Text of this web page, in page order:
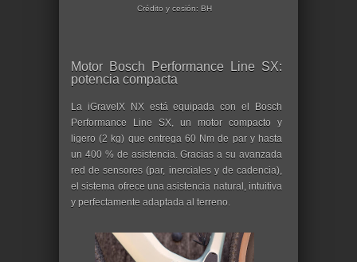
Crédito y cesión: BH
Motor Bosch Performance Line SX:
potencia compacta
La iGravelX NX está equipada con el Bosch
Performance Line SX, un motor compacto y
ligero (2 kg) que entrega 60 Nm de par y hasta
un 400 % de asistencia. Gracias a su avanzada
red de sensores (par, inerciales y de cadencia),
el sistema ofrece una asistencia natural, intuitiva
y perfectamente adaptada al terreno.